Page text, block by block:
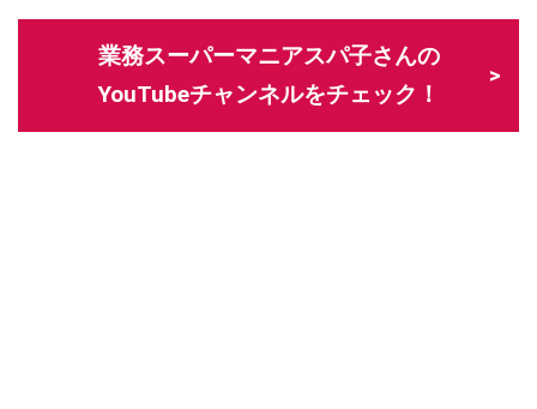
業務スーパーマニアスパ子さんの
YouTubeチャンネルをチェック！